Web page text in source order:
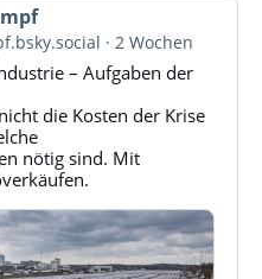
2 Wochen
– Aufgaben der
die Kosten der Krise
nötig sind. Mit